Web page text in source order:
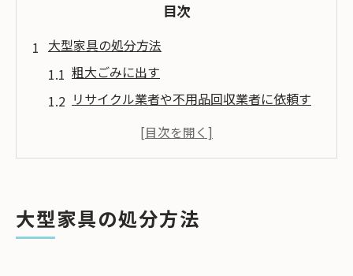
目次
大型家具の処分方法
粗大ごみに出す
リサイクル業者や不用品回収業者に依頼す
クレーン搬入業者だからできること
大型家具の処分方法